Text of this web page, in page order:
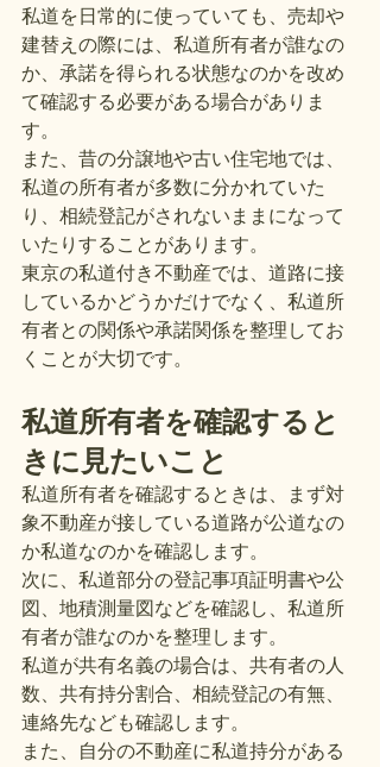
私道を日常的に使っていても、売却や
建替えの際には、私道所有者が誰なの
か、承諾を得られる状態なのかを改め
て確認する必要がある場合がありま
す。
また、昔の分譲地や古い住宅地では、
私道の所有者が多数に分かれていた
り、相続登記がされないままになって
いたりすることがあります。
東京の私道付き不動産では、道路に接
しているかどうかだけでなく、私道所
有者との関係や承諾関係を整理してお
くことが大切です。
私道所有者を確認すると
きに見たいこと
私道所有者を確認するときは、まず対
象不動産が接している道路が公道なの
か私道なのかを確認します。
次に、私道部分の登記事項証明書や公
図、地積測量図などを確認し、私道所
有者が誰なのかを整理します。
私道が共有名義の場合は、共有者の人
数、共有持分割合、相続登記の有無、
連絡先なども確認します。
また、自分の不動産に私道持分がある